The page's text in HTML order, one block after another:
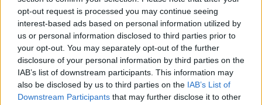
opt-out request is processed you may continue seeing
interest-based ads based on personal information utilized by
us or personal information disclosed to third parties prior to
your opt-out. You may separately opt-out of the further
disclosure of your personal information by third parties on the
IAB’s list of downstream participants. This information may
also be disclosed by us to third parties on the IAB’s List of
Downstream Participants that may further disclose it to other